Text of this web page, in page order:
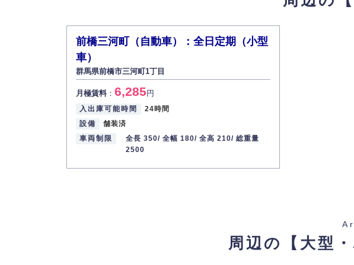
前橋三河町（自動車）：全日定期（小型
車）
群馬県前橋市三河町1丁目
月極賃料： 6,285円
入出庫可能時間
24時間
設備
舗装済
車両制限
全長 350/ 全幅 180/ 全高 210/ 総重量
2500
周辺の【大型